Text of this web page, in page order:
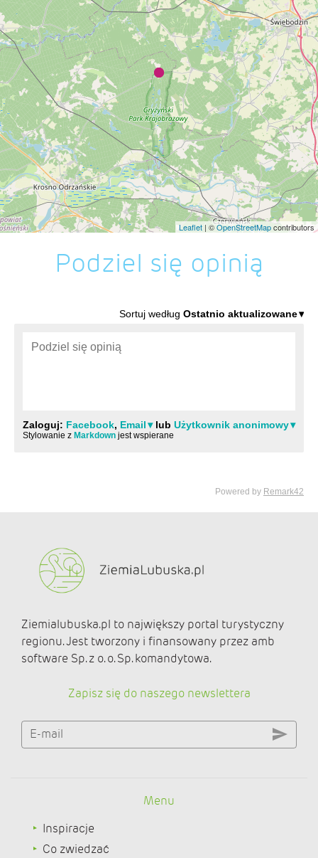
Leaflet | ©OpenStreetMapcontributors
Podziel się opinią
Ziemialubuska.pl to największy portal turystyczny
regionu. Jest tworzony i finansowany przez amb
software Sp. z o. o. Sp. komandytowa.
Zapisz się do naszego newslettera
E-mail
Menu
Inspiracje
Co zwiedzać